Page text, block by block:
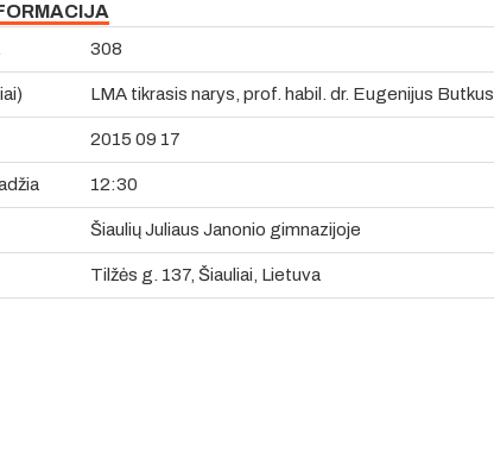
308
LMA tikrasis narys, prof. habil. dr. Eugenijus Butkus
2015 09 17
12:30
Šiaulių Juliaus Janonio gimnazijoje
Tilžės g. 137, Šiauliai, Lietuva